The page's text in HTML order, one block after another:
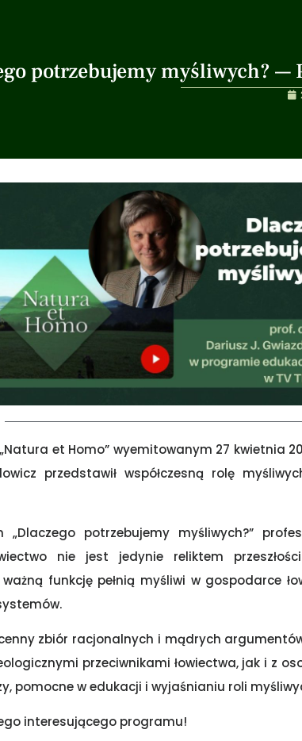
potrzebujemy myśliwych? —
et Homo” wyemitowanym 27 kwietnia
przedstawił współczesną rolę
„Dlaczego potrzebujemy myśliwych?”
nie jest jedynie reliktem
funkcję pełnią myśliwi w gospodarce
zbiór racjonalnych i mądrych
przeciwnikami łowiectwa, jak i z
pomocne w edukacji i wyjaśnianiu roli
interesującego programu!